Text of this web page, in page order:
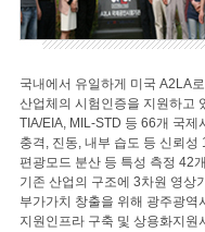
국내에서 유일하게 미국 A2LA
산업체의 시험인증을 지원하고
TIA/EIA, MIL-STD 등 66개 국제
충격, 진동, 내부 습도 등 신뢰성
편광모드 분산 등 특성 측정 42
기존 산업의 구조에 3차원 영상
부가가치 창출을 위해 광주광
지원인프라 구축 및 상용화지원